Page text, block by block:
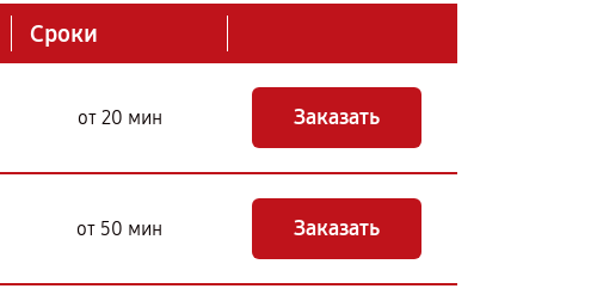
Сроки
от 20 мин Заказать
от 50 мин Заказать